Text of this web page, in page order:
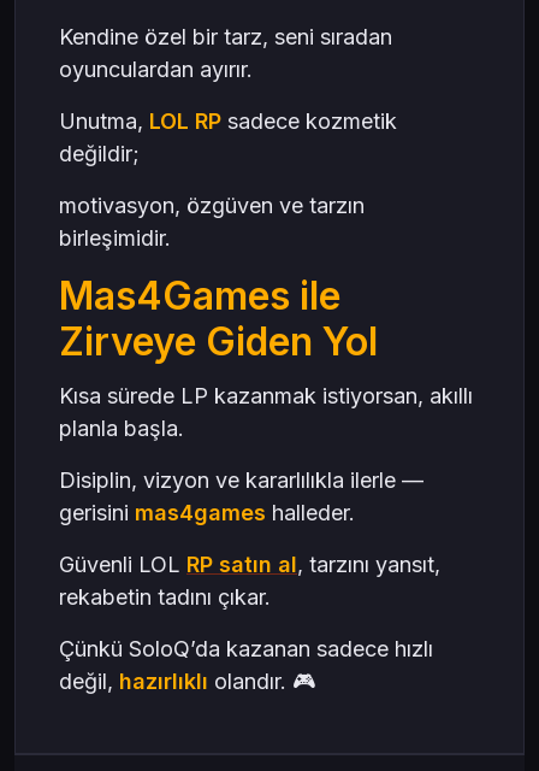
Kendine özel bir tarz, seni sıradan
oyunculardan ayırır.
Unutma, LOL RP sadece kozmetik
değildir;
motivasyon, özgüven ve tarzın
birleşimidir.
Mas4Games ile
Zirveye Giden Yol
Kısa sürede LP kazanmak istiyorsan, akıllı
planla başla.
Disiplin, vizyon ve kararlılıkla ilerle —
gerisini mas4games halleder.
Güvenli LOL RP satın al, tarzını yansıt,
rekabetin tadını çıkar.
Çünkü SoloQ’da kazanan sadece hızlı
değil, hazırlıklı olandır. 🎮